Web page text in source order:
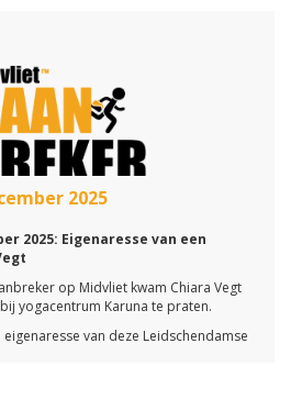
toen hij met de muziek in aanraking
hem betekent.
om het hele programma terug te
2025
2025: Eigenaresse van een
op Midvliet kwam Chiara Vegt
yogacentrum Karuna te praten.
van deze Leidschendamse